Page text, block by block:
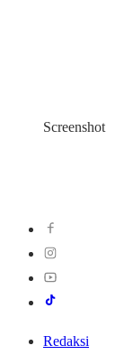
Screenshot
Redaksi